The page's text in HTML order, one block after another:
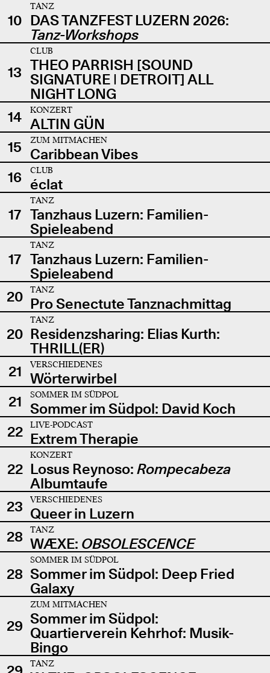
10
TANZ
DAS TANZFEST LUZERN 2026:
Tanz-Workshops
13
CLUB
THEO PARRISH [SOUND
SIGNATURE | DETROIT] ALL
NIGHT LONG
14
KONZERT
ALTIN GÜN
15
ZUM MITMACHEN
Caribbean Vibes
16
CLUB
éclat
17
TANZ
Tanzhaus Luzern: Familien-
Spieleabend
17
TANZ
Tanzhaus Luzern: Familien-
Spieleabend
20
TANZ
Pro Senectute Tanznachmittag
20
TANZ
Residenzsharing: Elias Kurth:
THRILL(ER)
21
VERSCHIEDENES
Wörterwirbel
21
SOMMER IM SÜDPOL
Sommer im Südpol: David Koch
22
LIVE-PODCAST
Extrem Therapie
22
KONZERT
Losus Reynoso: Rompecabeza
Albumtaufe
23
VERSCHIEDENES
Queer in Luzern
28
TANZ
WÆXE: OBSOLESCENCE
28
SOMMER IM SÜDPOL
Sommer im Südpol: Deep Fried
Galaxy
29
ZUM MITMACHEN
Sommer im Südpol:
Quartierverein Kehrhof: Musik-
Bingo
TANZ